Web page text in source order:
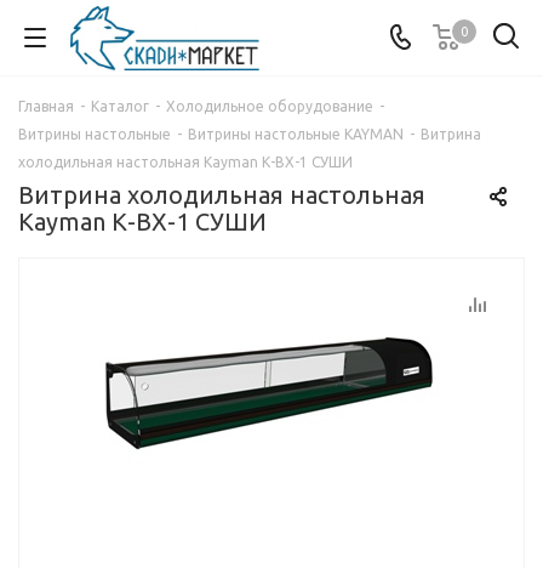
0
Главная - Каталог - Холодильное оборудование -
Витрины настольные - Витрины настольные KAYMAN - Витрина
холодильная настольная Kayman К-ВХ-1 СУШИ
Витрина холодильная настольная
Kayman К-ВХ-1 СУШИ